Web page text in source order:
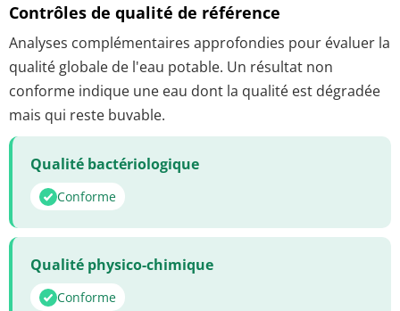
Contrôles de qualité de référence
Analyses complémentaires approfondies pour évaluer la
qualité globale de l'eau potable. Un résultat non
conforme indique une eau dont la qualité est dégradée
mais qui reste buvable.
Qualité bactériologique
Conforme
Qualité physico-chimique
Conforme